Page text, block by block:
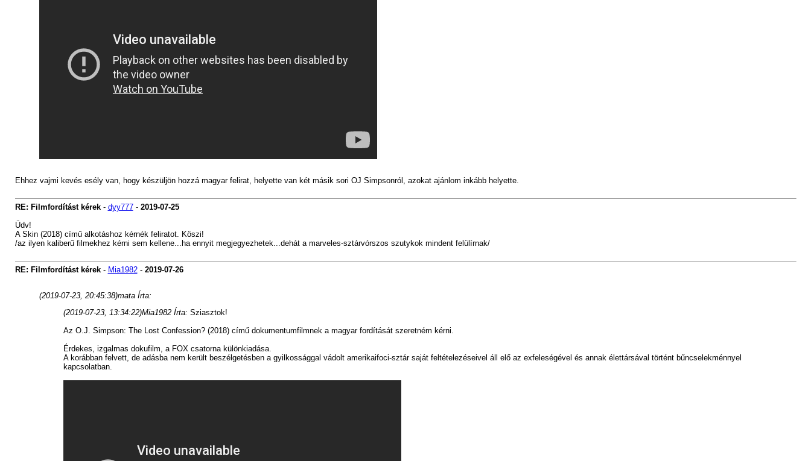
Ehhez vajmi kevés esély van, hogy készüljön hozzá magyar felirat, helyette van két másik sori OJ Simpsonról, azokat ajánlom inkább helyette.
RE: Filmfordítást kérek- dyy777- 2019-07-25
Üdv!
A Skin (2018) című alkotáshoz kérnék feliratot. Köszi!
/az ilyen kaliberű filmekhez kérni sem kellene...ha ennyit megjegyezhetek...dehát a marveles-sztárvórszos szutykok mindent felülírnak/
RE: Filmfordítást kérek- Mia1982- 2019-07-26
(2019-07-23, 20:45:38)mata Írta:
(2019-07-23, 13:34:22)Mia1982 Írta: Sziasztok!
Az O.J. Simpson: The Lost Confession? (2018) című dokumentumfilmnek a magyar fordítását szeretném kérni.
Érdekes, izgalmas dokufilm, a FOX csatorna különkiadása.
A korábban felvett, de adásba nem került beszélgetésben a gyilkossággal vádolt amerikaifoci-sztár saját feltételezéseivel áll elő az exfeleségével és annak élettársával történt bűncselekménnyel
kapcsolatban.